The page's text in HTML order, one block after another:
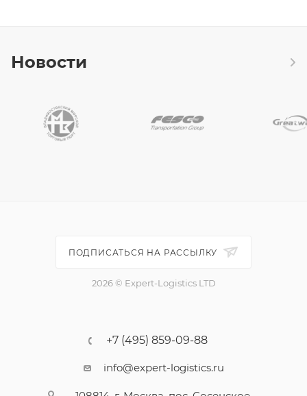
Новости
ПОДПИСАТЬСЯ НА РАССЫЛКУ
2026 © Expert-Logistics LTD
+7 (495) 859-09-88
info@expert-logistics.ru